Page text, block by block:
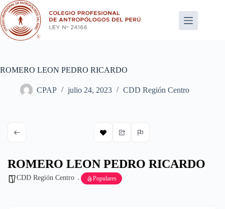
Saltar
al
contenido
ROMERO LEON PEDRO RICARDO
CPAP julio 24, 2023 CDD Región Centro
ROMERO LEON PEDRO RICARDO
CDD Región Centro Populares